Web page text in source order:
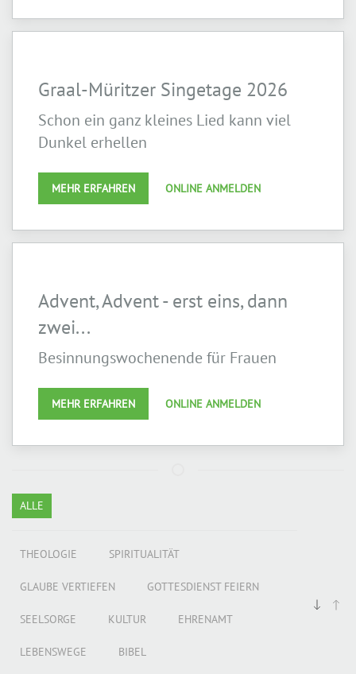
Graal-Müritzer Singetage 2026
Schon ein ganz kleines Lied kann viel
Dunkel erhellen
MEHR ERFAHREN ONLINE ANMELDEN
Advent, Advent - erst eins, dann
zwei...
Besinnungswochenende für Frauen
MEHR ERFAHREN ONLINE ANMELDEN
ALLE
THEOLOGIE SPIRITUALITÄT
GLAUBE VERTIEFEN GOTTESDIENST FEIERN
SEELSORGE KULTUR EHRENAMT
LEBENSWEGE BIBEL